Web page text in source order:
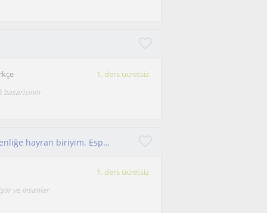
1. ders ücretsiz
basarisinin
Küçüklükten beri öğreterek öğrenen ve öğretmenliğe hayran biriyim. Esprili, disiplinli tavrım ile eğlenerek öğretmeyi amaçlıyorum.
1. ders ücretsiz
ve insanlar